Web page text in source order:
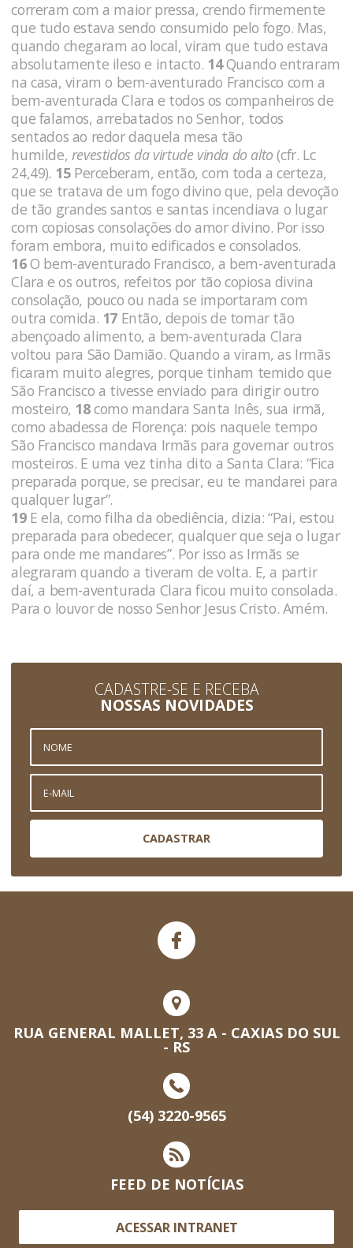
correram com a maior pressa, crendo firmemente
que tudo estava sendo consumido pelo fogo. Mas,
quando chegaram ao local, viram que tudo estava
absolutamente ileso e intacto. 14Quando entraram
na casa, viram o bem-aventurado Francisco com a
bem-aventurada Clara e todos os companheiros de
que falamos, arrebatados no Senhor, todos
sentados ao redor daquela mesa tão
humilde, revestidos da virtude vinda do alto (cfr. Lc
24,49). 15 Perceberam, então, com toda a certeza,
que se tratava de um fogo divino que, pela devoção
de tão grandes santos e santas incendiava o lugar
com copiosas consolações do amor divino. Por isso
foram embora, muito edificados e consolados.
16O bem-aventurado Francisco, a bem-aventurada
Clara e os outros, refeitos por tão copiosa divina
consolação, pouco ou nada se importaram com
outra comida. 17 Então, depois de tomar tão
abençoado alimento, a bem-aventurada Clara
voltou para São Damião. Quando a viram, as Irmãs
ficaram muito alegres, porque tinham temido que
São Francisco a tivesse enviado para dirigir outro
mosteiro, 18como mandara Santa Inês, sua irmã,
como abadessa de Florença: pois naquele tempo
São Francisco mandava Irmãs para governar outros
mosteiros. E uma vez tinha dito a Santa Clara: “Fica
preparada porque, se precisar, eu te mandarei para
qualquer lugar”.
19 E ela, como filha da obediência, dizia: “Pai, estou
preparada para obedecer, qualquer que seja o lugar
para onde me mandares”. Por isso as Irmãs se
alegraram quando a tiveram de volta. E, a partir
daí, a bem-aventurada Clara ficou muito consolada.
Para o louvor de nosso Senhor Jesus Cristo. Amém.
CADASTRE-SE E RECEBA
NOSSAS NOVIDADES
CADASTRAR
RUA GENERAL MALLET, 33 A - CAXIAS DO SUL
- RS
(54) 3220-9565
FEED DE NOTÍCIAS
ACESSAR INTRANET